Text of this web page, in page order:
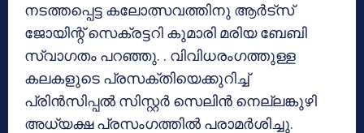
നടത്തപ്പെട്ട കലോത്സവത്തിനു ആര്‍ട്‌സ്
ജോയിന്റ് സെക്രട്ടറി കുമാരി മരിയ ബേബി
സ്വാഗതം പറഞ്ഞു. . വിവിധരംഗത്തുള്ള
കലകളുടെ പ്രസക്തിയെക്കുറിച്ച്
പ്രിന്‍സിപ്പല്‍ സിസ്റ്റര്‍ സെലിന്‍ നെല്ലങ്കുഴി
അധ്യക്ഷ പ്രസംഗത്തില്‍ പരാമര്‍ശിച്ചു.